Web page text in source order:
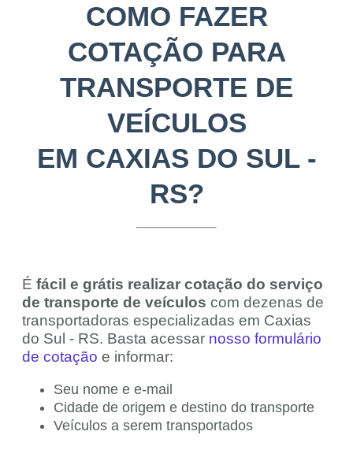
COMO FAZER
COTAÇÃO PARA
TRANSPORTE DE
VEÍCULOS
EM CAXIAS DO SUL -
RS?
É fácil e grátis realizar cotação do serviço
de transporte de veículos com dezenas de
transportadoras especializadas em Caxias
do Sul - RS. Basta acessar nosso formulário
de cotação e informar:
Seu nome e e-mail
Cidade de origem e destino do transporte
Veículos a serem transportados